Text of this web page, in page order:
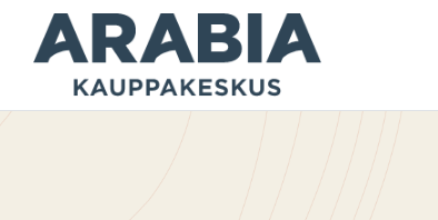
Siirry
sisältöön